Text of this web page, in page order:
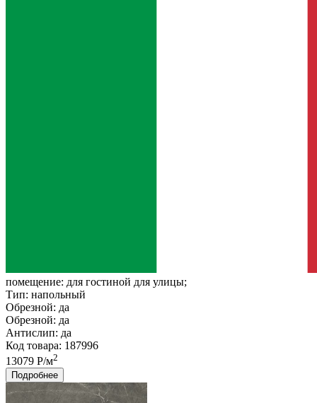
помещение: для гостиной для улицы;
Тип: напольный
Обрезной: да
Обрезной: да
Антислип: да
Код товара: 187996
13079 Р/м2
Подробнее